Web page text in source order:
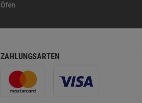
Öfen
ZAHLUNGSARTEN